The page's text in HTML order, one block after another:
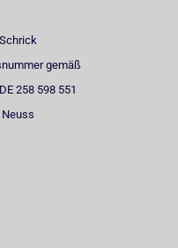
gemäß
258 598 551